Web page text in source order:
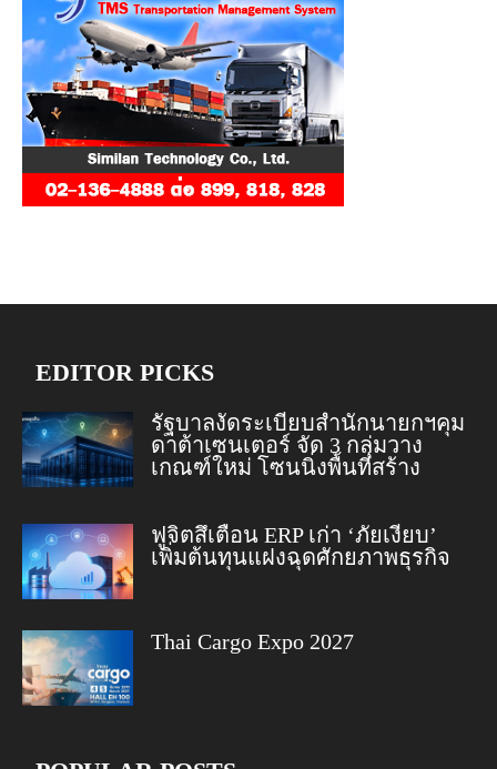
EDITOR PICKS
รัฐบาลงัดระเบียบสำนักนายกฯคุม
ดาต้าเซนเตอร์ จัด 3 กลุ่มวาง
เกณฑ์ใหม่ โซนนิ่งพื้นที่สร้าง
ฟูจิตสึเตือน ERP เก่า ‘ภัยเงียบ’
เพิ่มต้นทุนแฝงฉุดศักยภาพธุรกิจ
Thai Cargo Expo 2027